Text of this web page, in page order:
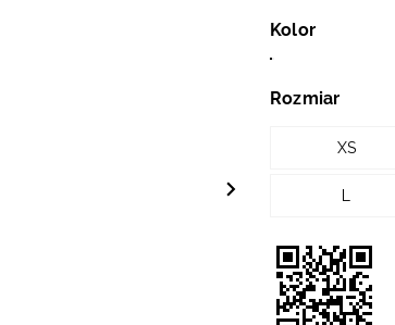
Kolor
Rozmiar
XS